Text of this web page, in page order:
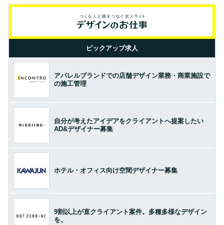
ピックアップ求人
アパレルブランドでの店舗デザイン業務・商業施設で
の施工管理
自分が考えたアイデアをクライアントへ提案したい
AD&デザイナー募集
ホテル・オフィス向け空間デザイナー募集
9割以上が直クライアント案件。多種多様なデザイン
を。